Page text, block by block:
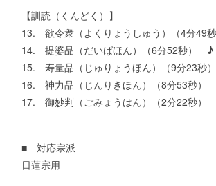
【訓読（くんどく）】
13. 欲令衆（よくりょうしゅう）（4分49
14. 提婆品（だいばほん）（6分52秒） ♪
15. 寿量品（じゅりょうほん）（9分23秒
16. 神力品（じんりきほん）（8分53秒）
17. 御妙判（ごみょうはん）（2分22秒）
■ 対応宗派
日蓮宗用